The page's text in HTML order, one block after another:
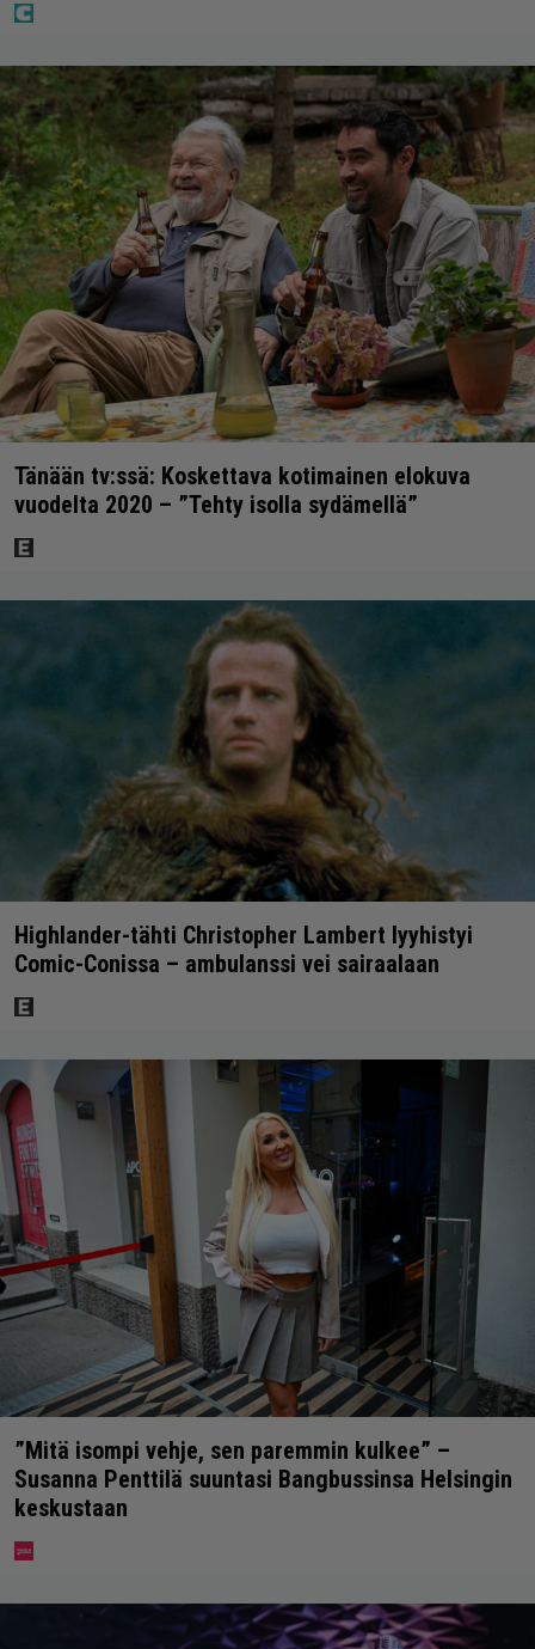
Tänään tv:ssä: Koskettava kotimainen elokuva
vuodelta 2020 – ”Tehty isolla sydämellä”
Highlander-tähti Christopher Lambert lyyhistyi
Comic-Conissa – ambulanssi vei sairaalaan
”Mitä isompi vehje, sen paremmin kulkee” –
Susanna Penttilä suuntasi Bangbussinsa Helsingin
keskustaan